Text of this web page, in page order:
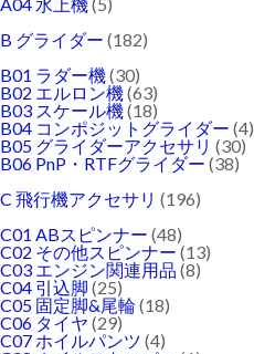
B グライダー (182)
B01 ラダー機(30)
B02 エルロン機(63)
B03 スケール機(18)
B04 コンポジットグライダー (4)
B05 グライダーアクセサリ (30)
B06 PnP・RTFグライダー (38)
C 飛行機アクセサリ (196)
C01 ABスピンナー (48)
C02 その他スピンナー (13)
C03 エンジン関連用品 (8)
C04 引込脚 (25)
C05 固定脚&尾輪(18)
C06 タイヤ (29)
C07 ホイルパンツ (4)